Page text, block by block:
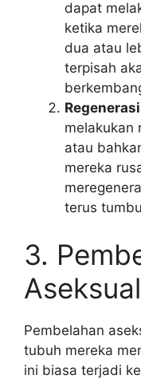
dapat
ketika
dua atau
terpisah
melakukan
atau
mereka
terus
3.
Pembelahan
tubuh mereka
ini biasa terjadi